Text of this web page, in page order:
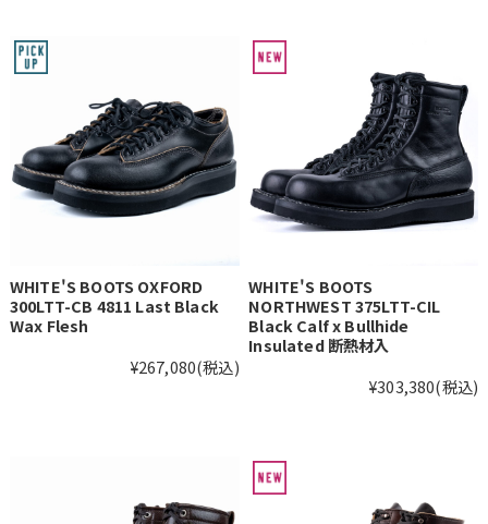
WHITE'S BOOTS OXFORD
300LTT-CB 4811 Last Black
Wax Flesh
¥267,080(税込)
WHITE'S BOOTS
NORTHWEST 375LTT-CIL
Black Calf x Bullhide
Insulated 断熱材入
¥303,380(税込)